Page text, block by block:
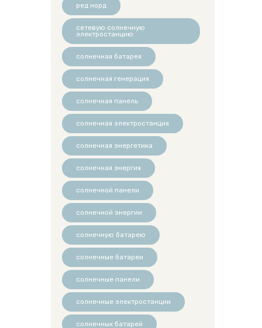
ред норд
сетевую солнечную
электростанцию
солнечная батарея
солнечная генерация
солнечная панель
солнечная электростанция
солнечная энергетика
солнечная энергия
солнечной панели
солнечной энергии
солнечную батарею
солнечные батареи
солнечные панели
солнечные электростанции
солнечных батарей